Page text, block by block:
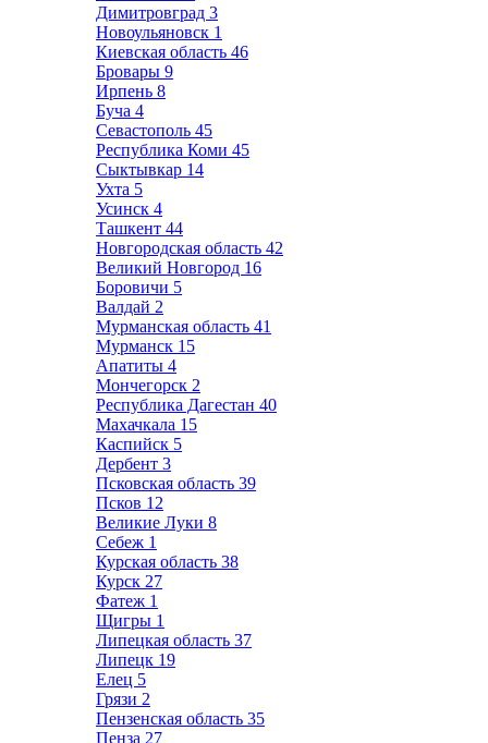
Димитровград 3
Новоульяновск 1
Киевская область 46
Бровары 9
Ирпень 8
Буча 4
Севастополь 45
Республика Коми 45
Сыктывкар 14
Ухта 5
Усинск 4
Ташкент 44
Новгородская область 42
Великий Новгород 16
Боровичи 5
Валдай 2
Мурманская область 41
Мурманск 15
Апатиты 4
Мончегорск 2
Республика Дагестан 40
Махачкала 15
Каспийск 5
Дербент 3
Псковская область 39
Псков 12
Великие Луки 8
Себеж 1
Курская область 38
Курск 27
Фатеж 1
Щигры 1
Липецкая область 37
Липецк 19
Елец 5
Грязи 2
Пензенская область 35
Пенза 27